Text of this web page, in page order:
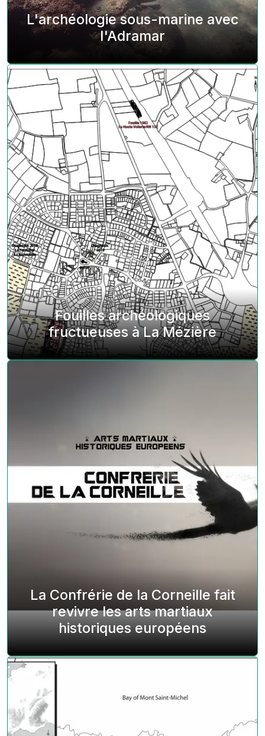
L'archéologie sous-marine avec
l'Adramar
Fouilles archéologiques
fructueuses à La Mézière
La Confrérie de la Corneille fait
revivre les arts martiaux
historiques européens